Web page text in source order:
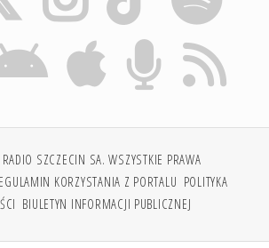
SZCZECIN SA. WSZYSTKIE PRAWA
KORZYSTANIA Z PORTALU POLITYKA
BIULETYN INFORMACJI PUBLICZNEJ